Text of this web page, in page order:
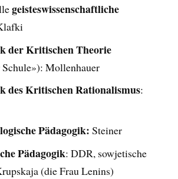
geisteswissenschaftliche
der Kritischen Theorie
Mollenhauer
des Kritischen Rationalismus:
Pädagogik: Steiner
Pädagogik: DDR, sowjetische
(die Frau Lenins)